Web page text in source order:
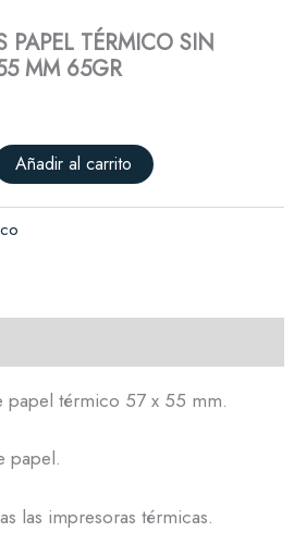
PAPEL TÉRMICO SIN
MM 65GR
Añadir al carrito
papel térmico 57 x 55 mm.
papel.
las impresoras térmicas.